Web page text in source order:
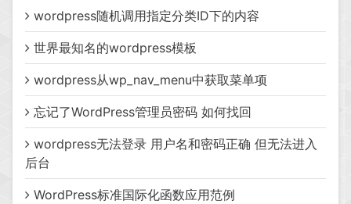
wordpress随机调用指定分类ID下的内容
世界最知名的wordpress模板
wordpress从wp_nav_menu中获取菜单项
忘记了WordPress管理员密码 如何找回
wordpress无法登录 用户名和密码正确 但无法进入
后台
WordPress标准国际化函数应用范例